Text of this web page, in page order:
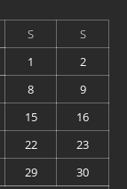
S
S
1
2
8
9
15
16
22
23
29
30